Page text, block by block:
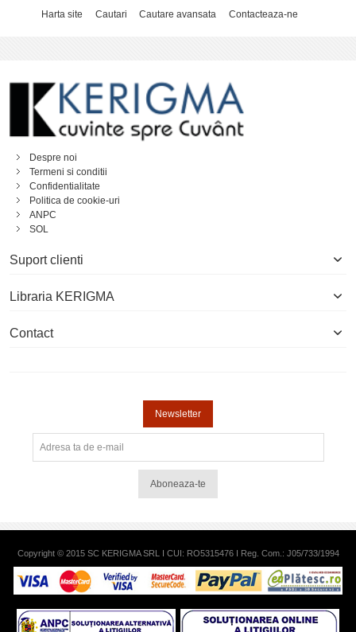
Harta site Cautari Cautare avansata Contacteaza-ne
Despre noi
Termeni si conditii
Confidentialitate
Politica de cookie-uri
ANPC
SOL
Suport clienti
Libraria KERIGMA
Contact
Newsletter
Aboneaza-te
Copyright © 2015 SC KERIGMA SRL I CUI: RO5315476 I Reg. Com.: J05/733/1994